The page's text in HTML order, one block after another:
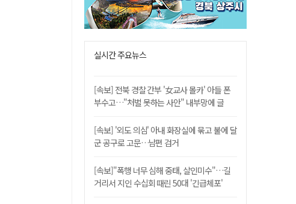
실시간 주요뉴스
[속보] 전북 경찰 간부 '女교사 몰카' 아들 폰
부수고…"처벌 못하는 사안" 내부망에 글
[속보] '외도 의심' 아내 화장실에 묶고 불에 달
군 공구로 고문…남편 검거
[속보]"폭행 너무 심해 중태, 살인미수"…길
거리서 지인 수십회 때린 50대 '긴급체포'